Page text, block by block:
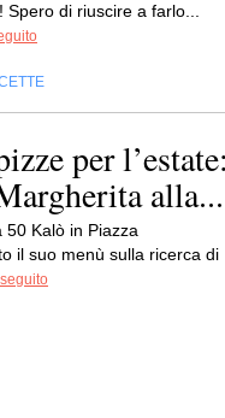
Spero di riuscire a farlo...
per
alla...
50 Kalò in Piazza
il suo menù sulla ricerca di